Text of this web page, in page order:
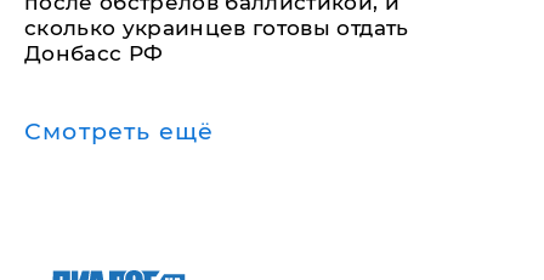
сколько украинцев готовы отдать
Донбасс РФ
Смотреть ещё